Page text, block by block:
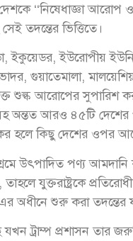
‘‘নিষেধাজ্ঞা আরোপ ও
তদন্তের ভিত্তিতে।
ইউরোপীয়
গুয়াতেমালা,
শুল্ক আরোপের সুপারিশ
অন্তত আরও ৪৫টি
হলে কিছু দেশের ওপর
উৎপাদিত পণ্য
তাহলে যুক্তরাষ্ট্রকে
এর অধীনে শুরু করা
ট্রাম্প প্রশাসন তার